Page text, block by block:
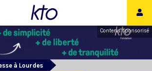
Contenu sponsorisé
à Lourdes